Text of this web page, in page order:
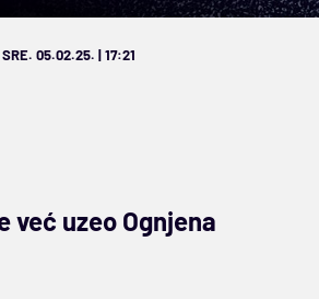
05.02.25. | 17:21
već uzeo Ognjena